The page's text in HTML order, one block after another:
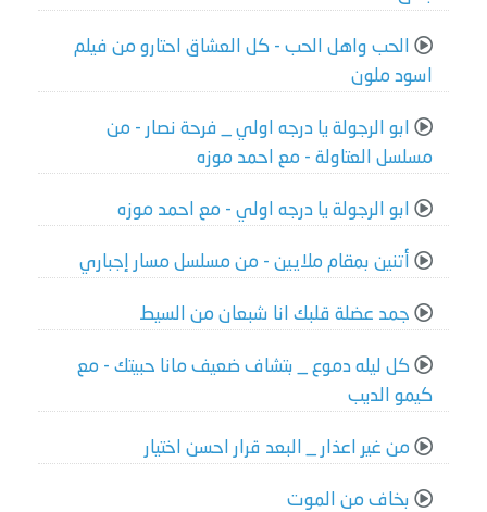
الحب واهل الحب - كل العشاق احتارو من فيلم
اسود ملون
ابو الرجولة يا درجه اولي _ فرحة نصار - من
مسلسل العتاولة - مع احمد موزه
ابو الرجولة يا درجه اولي - مع احمد موزه
أتنين بمقام ملايين - من مسلسل مسار إجباري
جمد عضلة قلبك انا شبعان من السيط
كل ليله دموع _ بتشاف ضعيف مانا حبيتك - مع
كيمو الديب
من غير اعذار _ البعد قرار احسن اختيار
بخاف من الموت